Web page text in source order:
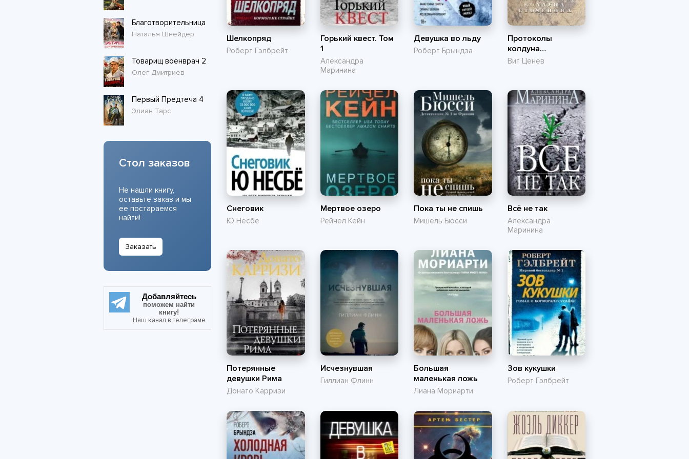
Шелкопряд
Роберт Гэлбрейт
Горький квест. Том
1
Александра
Маринина
Девушка во льду
Роберт Брындза
Протоколы
колдуна
Стоменова
Вит Ценев
Снеговик
Ю Несбё
Мертвое озеро
Рейчел Кейн
Пока ты не спишь
Мишель Бюсси
Всё не так
Александра
Маринина
Потерянные
девушки Рима
Донато Карризи
Исчезнувшая
Гиллиан Флинн
Большая
маленькая ложь
Лиана Мориарти
Зов кукушки
Роберт Гэлбрейт
Благотворительница
Наталья Шнейдер
Товарищ военврач 2
Олег Дмитриев
Первый Предтеча 4
Элиан Тарс
Стол заказов
Не нашли книгу,
оставьте заказ и мы
ее постараемся
найти!
Заказать
Добавляйтесь
поможем найти
книгу!
Наш канал в телеграме